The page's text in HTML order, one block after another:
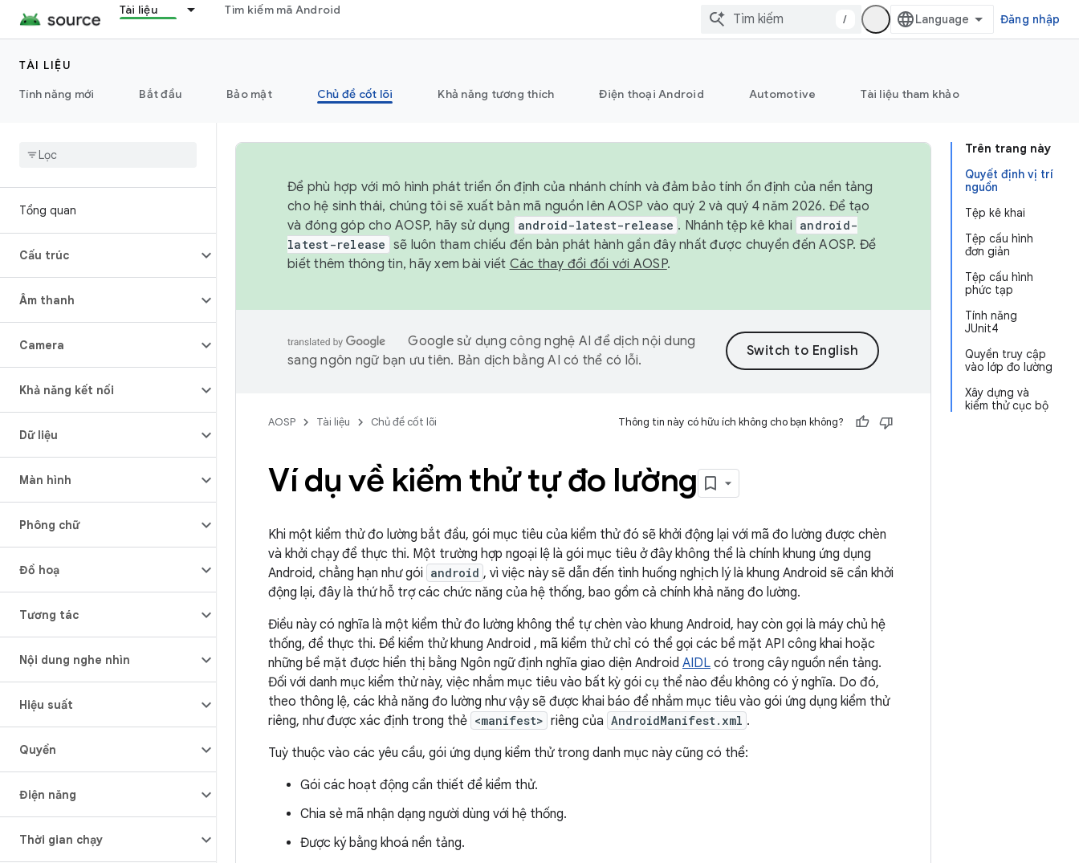
Tài liệu Tìm kiếm mã Android
/ Đăng nhập
TÀI LIỆU
Tính năng mới
Bắt đầu Bảo mật Chủ đề cốt lõi Khả năng tương thích Điện thoại Android Automotive Tài liệu tham khảo
Tổng quan
Cấu trúc
Âm thanh
Camera
Khả năng kết nối
Dữ liệu
Màn hình
Phông chữ
Đồ hoạ
Tương tác
Nội dung nghe nhìn
Hiệu suất
Quyền
Điện năng
Thời gian chạy
Trên trang này
Quyết định vị trí
nguồn
Tệp kê khai
Tệp cấu hình
đơn giản
Tệp cấu hình
phức tạp
Tính năng
JUnit4
Quyền truy cập
vào lớp đo lường
Xây dựng và
kiểm thử cục bộ
Để phù hợp với mô hình phát triển ổn định của nhánh chính và đảm bảo tính ổn định của nền tảng
cho hệ sinh thái, chúng tôi sẽ xuất bản mã nguồn lên AOSP vào quý 2 và quý 4 năm 2026. Để tạo
và đóng góp cho AOSP, hãy sử dụng
android-latest-release . Nhánh tệp kê khai android-
latest-release sẽ luôn tham chiếu đến bản phát hành gần đây nhất được chuyển đến AOSP. Để
biết thêm thông tin, hãy xem bài viết Các thay đổi đối với AOSP.
Google sử dụng công nghệ AI để dịch nội dung
sang ngôn ngữ bạn ưu tiên. Bản dịch bằng AI có thể có lỗi.
AOSP Tài liệu Chủ đề cốt lõi Thông tin này có hữu ích không cho bạn không?
Ví dụ về kiểm thử tự đo lường
Khi một kiểm thử đo lường bắt đầu, gói mục tiêu của kiểm thử đó sẽ khởi động lại với mã đo lường được chèn
và khởi chạy để thực thi. Một trường hợp ngoại lệ là gói mục tiêu ở đây không thể là chính khung ứng dụng
Android, chẳng hạn như gói android , vì việc này sẽ dẫn đến tình huống nghịch lý là khung Android sẽ cần khởi
động lại, đây là thứ hỗ trợ các chức năng của hệ thống, bao gồm cả chính khả năng đo lường.
Điều này có nghĩa là một kiểm thử đo lường không thể tự chèn vào khung Android, hay còn gọi là máy chủ hệ
thống, để thực thi. Để kiểm thử khung Android , mã kiểm thử chỉ có thể gọi các bề mặt API công khai hoặc
những bề mặt được hiển thị bằng Ngôn ngữ định nghĩa giao diện Android AIDL có trong cây nguồn nền tảng.
Đối với danh mục kiểm thử này, việc nhắm mục tiêu vào bất kỳ gói cụ thể nào đều không có ý nghĩa. Do đó,
theo thông lệ, các khả năng đo lường như vậy sẽ được khai báo để nhắm mục tiêu vào gói ứng dụng kiểm thử
riêng, như được xác định trong thẻ <manifest> riêng của AndroidManifest.xml .
Tuỳ thuộc vào các yêu cầu, gói ứng dụng kiểm thử trong danh mục này cũng có thể:
Gói các hoạt động cần thiết để kiểm thử.
Chia sẻ mã nhận dạng người dùng với hệ thống.
Được ký bằng khoá nền tảng.